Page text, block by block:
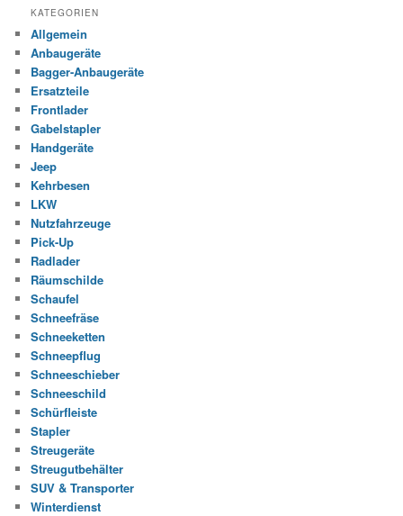
KATEGORIEN
Allgemein
Anbaugeräte
Bagger-Anbaugeräte
Ersatzteile
Frontlader
Gabelstapler
Handgeräte
Jeep
Kehrbesen
LKW
Nutzfahrzeuge
Pick-Up
Radlader
Räumschilde
Schaufel
Schneefräse
Schneeketten
Schneepflug
Schneeschieber
Schneeschild
Schürfleiste
Stapler
Streugeräte
Streugutbehälter
SUV & Transporter
Winterdienst